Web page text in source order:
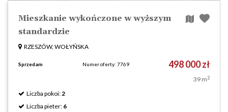
Mieszkanie wykończone w wyższym
standardzie
RZESZÓW, WOŁYŃSKA
Sprzedam Numer oferty: 7769 498 000 zł
39 m2
Liczba pokoi:2
Liczba pieter: 6